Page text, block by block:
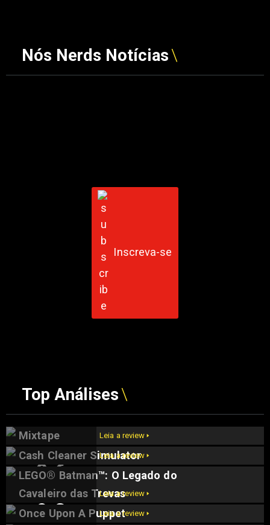
Nós Nerds Notícias
Inscreva-se
Top Análises
Mixtape
9.6
Leia a review 🢒
Cash Cleaner Simulator
9.5
Leia a review 🢒
LEGO® Batman™: O Legado do
Cavaleiro das Trevas
9.2
Leia a review 🢒
Once Upon A PuppetLeia a review 🢒